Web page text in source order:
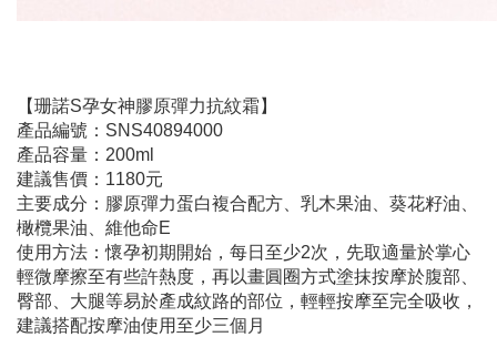
【珊諾S孕女神膠原彈力抗紋霜】
產品編號：SNS40894000
產品容量：200ml
建議售價：1180元
主要成分：膠原彈力蛋白複合配方、乳木果油、葵花籽油、
橄欖果油、維他命E
使用方法：懷孕初期開始，每日至少2次，先取適量於掌心
輕微摩擦至有些許熱度，再以畫圓圈方式塗抹按摩於腹部、
臀部、大腿等易於產成紋路的部位，輕輕按摩至完全吸收，
建議搭配按摩油使用至少三個月